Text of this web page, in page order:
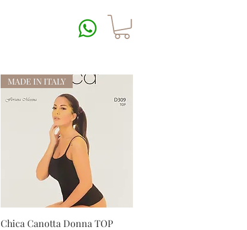
Vista rapida
MADE IN ITALY
Chica Canotta Donna TOP